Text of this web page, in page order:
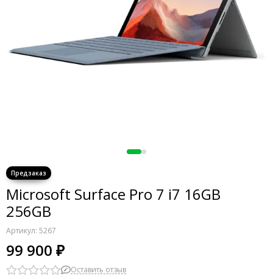
Microsoft Surface Pro 7 i7 16GB
256GB
Артикул: 5267
99 900 ₽
Оставить отзыв